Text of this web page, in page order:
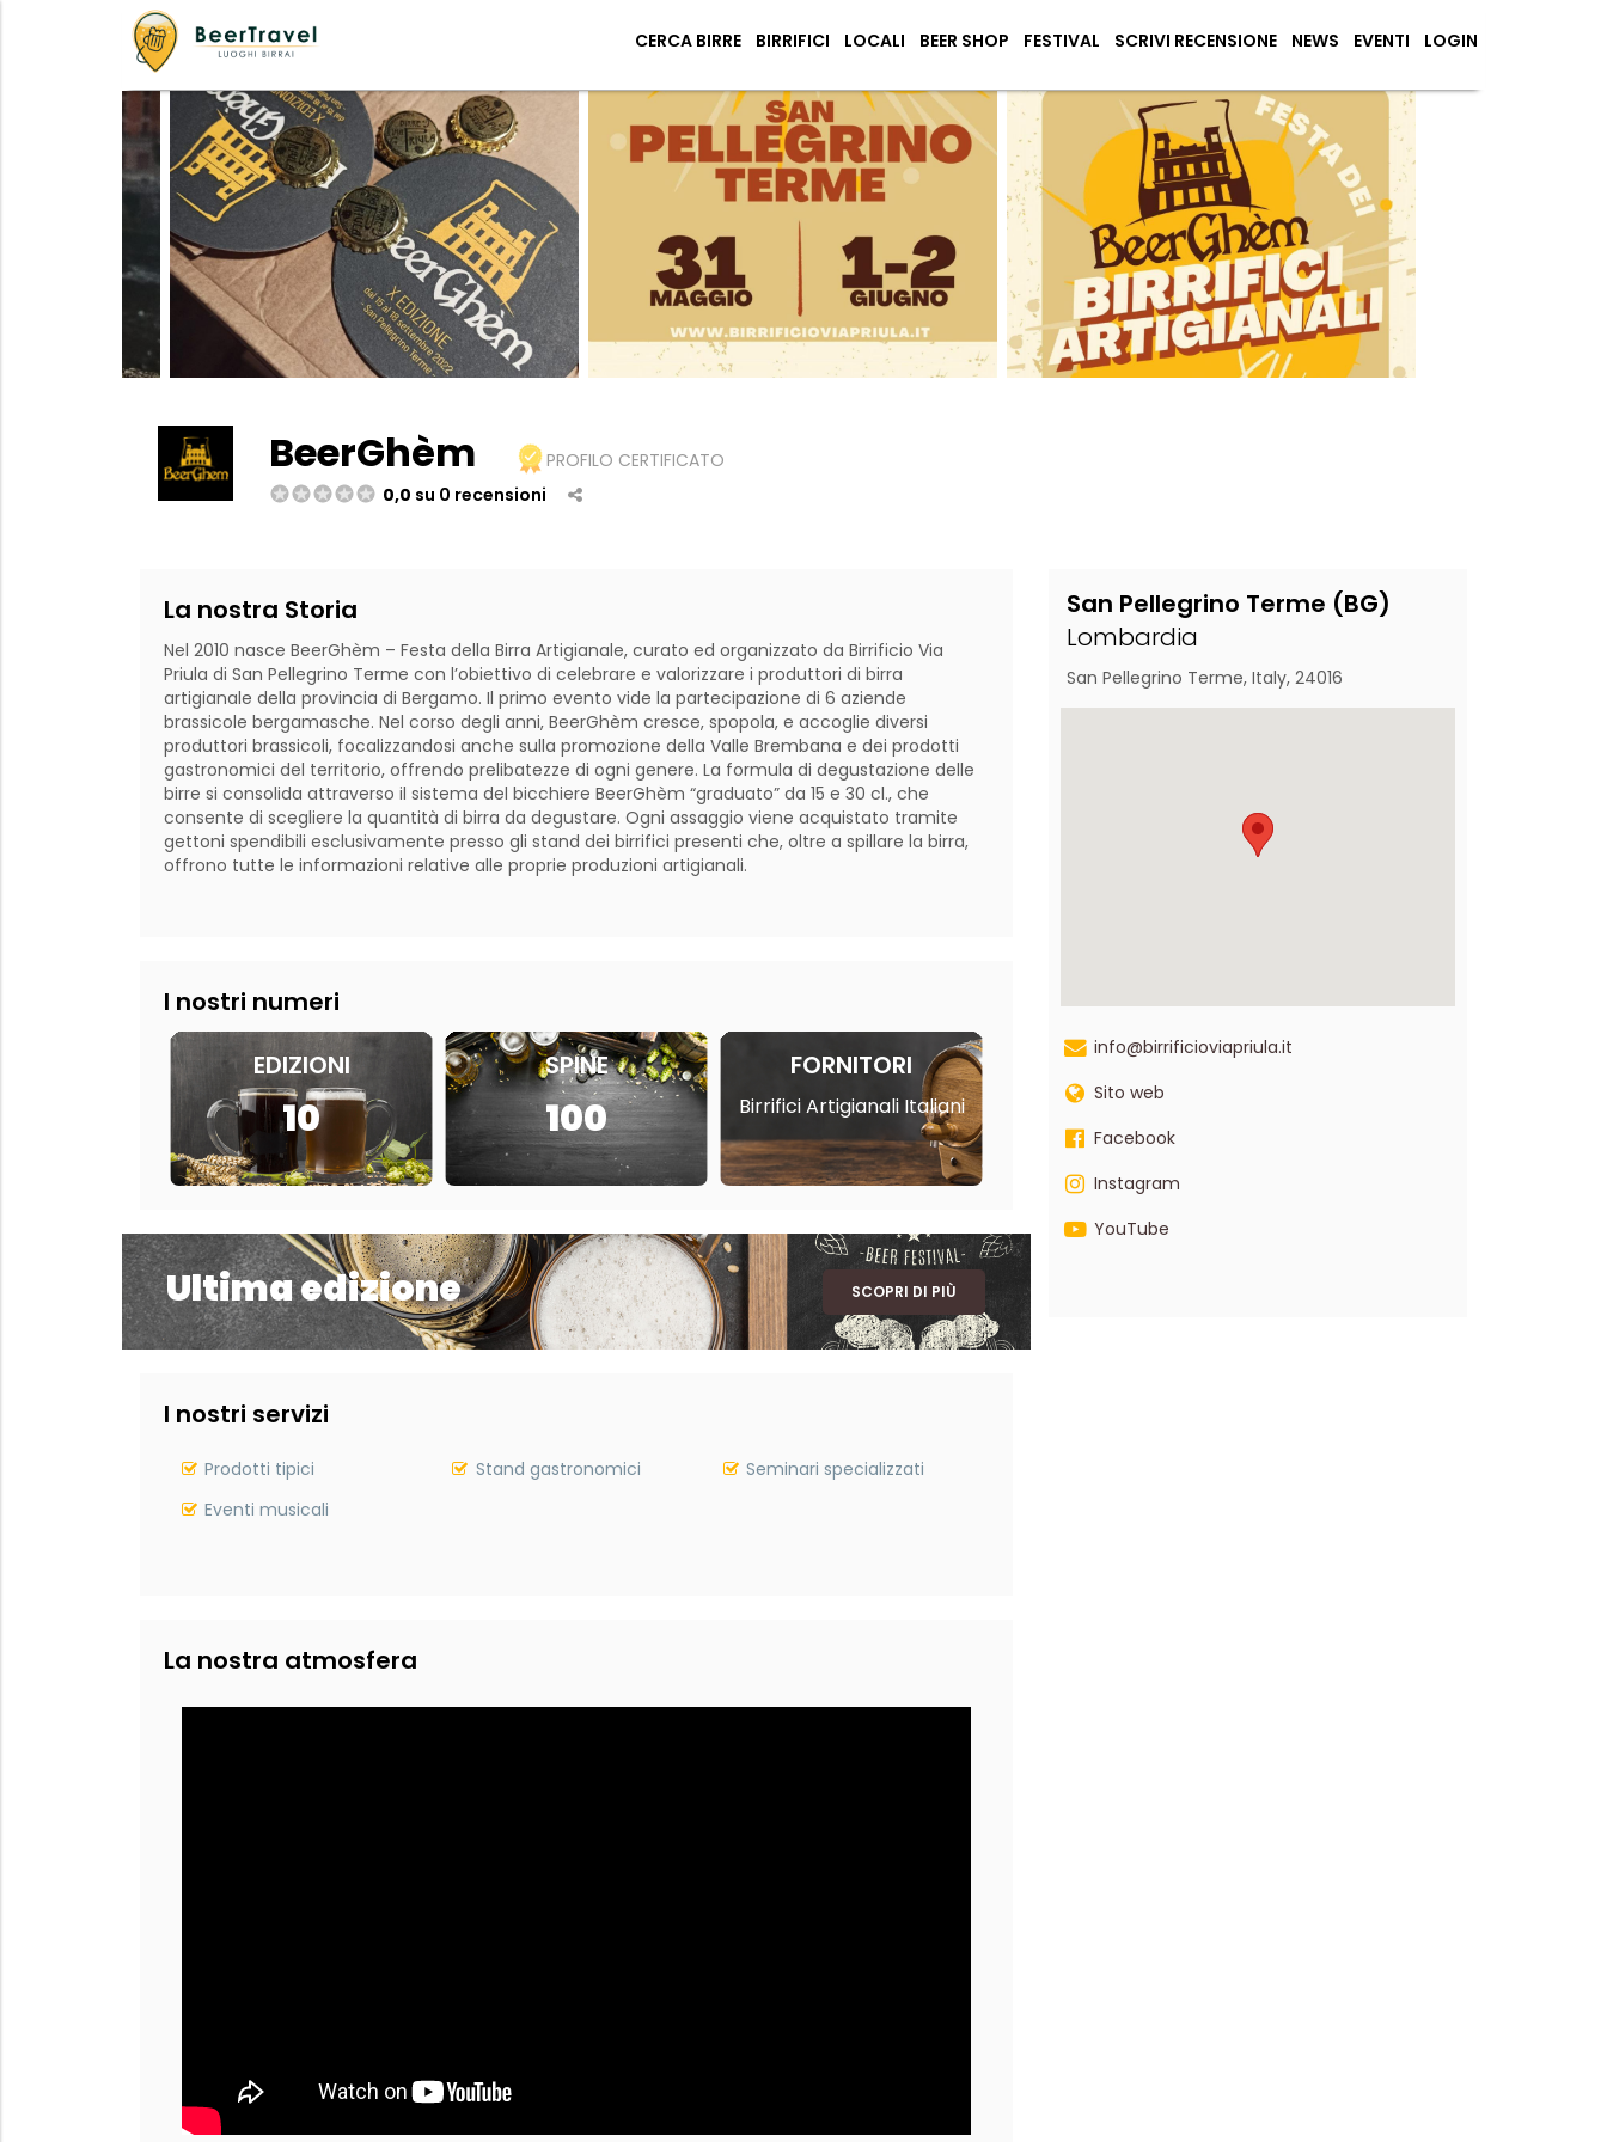
CERCA BIRRE BIRRIFICI LOCALI BEER SHOP FESTIVAL SCRIVI RECENSIONE NEWS EVENTI LOGIN
BeerGhèm
PROFILO CERTIFICATO
0,0 su 0 recensioni
La nostra Storia
Nel 2010 nasce BeerGhèm – Festa della Birra Artigianale, curato ed organizzato da Birrificio Via
Priula di San Pellegrino Terme con l’obiettivo di celebrare e valorizzare i produttori di birra
artigianale della provincia di Bergamo. Il primo evento vide la partecipazione di 6 aziende
brassicole bergamasche. Nel corso degli anni, BeerGhèm cresce, spopola, e accoglie diversi
produttori brassicoli, focalizzandosi anche sulla promozione della Valle Brembana e dei prodotti
gastronomici del territorio, offrendo prelibatezze di ogni genere. La formula di degustazione delle
birre si consolida attraverso il sistema del bicchiere BeerGhèm “graduato” da 15 e 30 cl., che
consente di scegliere la quantità di birra da degustare. Ogni assaggio viene acquistato tramite
gettoni spendibili esclusivamente presso gli stand dei birrifici presenti che, oltre a spillare la birra,
offrono tutte le informazioni relative alle proprie produzioni artigianali.
I nostri numeri
EDIZIONI
10
SPINE
100
FORNITORI
Birrifici Artigianali Italiani
Ultima edizione SCOPRI DI PIÙ
I nostri servizi
Prodotti tipici Stand gastronomici
Seminari specializzati
Eventi musicali
La nostra atmosfera
San Pellegrino Terme (BG)
Lombardia
San Pellegrino Terme, Italy, 24016
info@birrificioviapriula.it
Sito web
Facebook
Instagram
YouTube